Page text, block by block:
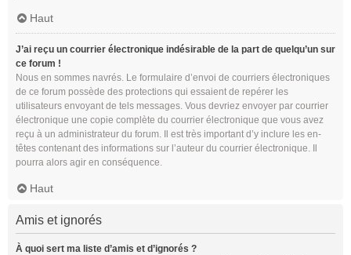
Haut
J’ai reçu un courrier électronique indésirable de la part de quelqu’un sur
ce forum !
Nous en sommes navrés. Le formulaire d’envoi de courriers électroniques
de ce forum possède des protections qui essaient de repérer les
utilisateurs envoyant de tels messages. Vous devriez envoyer par courrier
électronique une copie complète du courrier électronique que vous avez
reçu à un administrateur du forum. Il est très important d’y inclure les en-
têtes contenant des informations sur l’auteur du courrier électronique. Il
pourra alors agir en conséquence.
Haut
Amis et ignorés
À quoi sert ma liste d’amis et d’ignorés ?